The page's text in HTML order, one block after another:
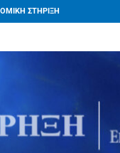
ΣΤΗΡΙΞΗ